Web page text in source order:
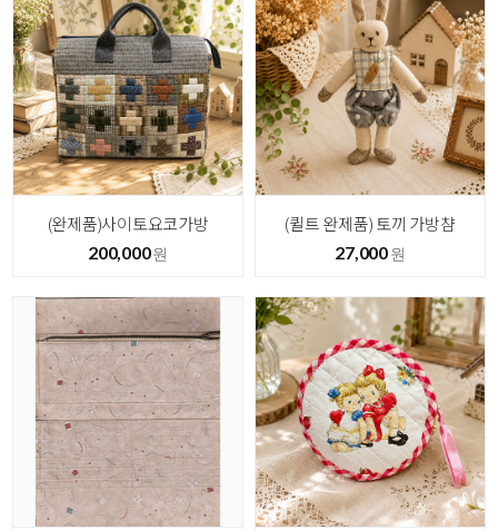
(완제품)사이토요코가방
200,000원
(퀼트 완제품) 토끼 가방챰
27,000원